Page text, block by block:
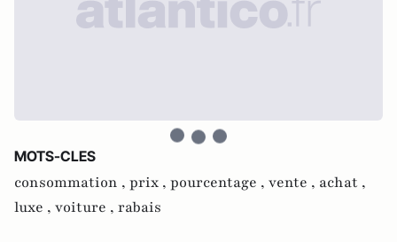
MOTS-CLES
consommation , prix , pourcentage , vente , achat ,
luxe , voiture , rabais